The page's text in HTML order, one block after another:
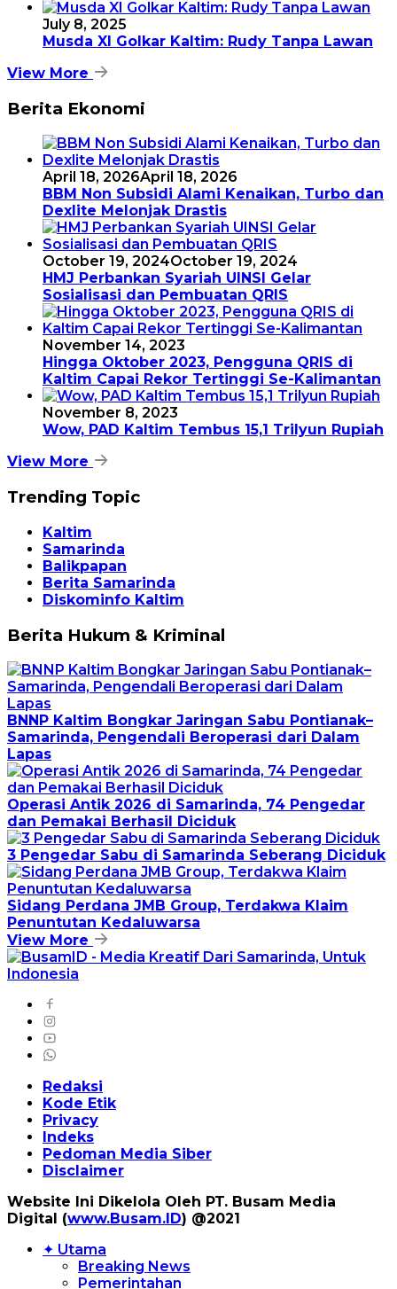
July 8, 2025
Musda XI Golkar Kaltim: Rudy Tanpa Lawan
View More
Berita Ekonomi
April 18, 2026April 18, 2026
BBM Non Subsidi Alami Kenaikan, Turbo dan
Dexlite Melonjak Drastis
October 19, 2024October 19, 2024
HMJ Perbankan Syariah UINSI Gelar
Sosialisasi dan Pembuatan QRIS
November 14, 2023
Hingga Oktober 2023, Pengguna QRIS di
Kaltim Capai Rekor Tertinggi Se-Kalimantan
November 8, 2023
Wow, PAD Kaltim Tembus 15,1 Trilyun Rupiah
View More
Trending Topic
Kaltim
Samarinda
Balikpapan
Berita Samarinda
Diskominfo Kaltim
Berita Hukum & Kriminal
BNNP Kaltim Bongkar Jaringan Sabu Pontianak–
Samarinda, Pengendali Beroperasi dari Dalam
Lapas
Operasi Antik 2026 di Samarinda, 74 Pengedar
dan Pemakai Berhasil Diciduk
3 Pengedar Sabu di Samarinda Seberang Diciduk
Sidang Perdana JMB Group, Terdakwa Klaim
Penuntutan Kedaluwarsa
View More
Redaksi
Kode Etik
Privacy
Indeks
Pedoman Media Siber
Disclaimer
Website Ini Dikelola Oleh PT. Busam Media
Digital (www.Busam.ID) @2021
✦ Utama
Breaking News
Pemerintahan